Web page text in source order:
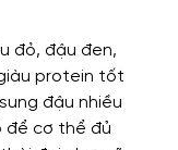
đỏ, đậu đen,
protein tốt
đậu nhiều
để cơ thể đủ